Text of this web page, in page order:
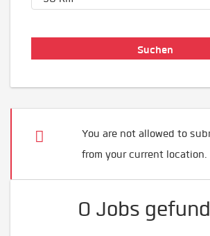
You are not allowed to
from your current location.
0 Jobs